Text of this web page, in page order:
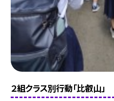
２組クラス別行動「比叡山」